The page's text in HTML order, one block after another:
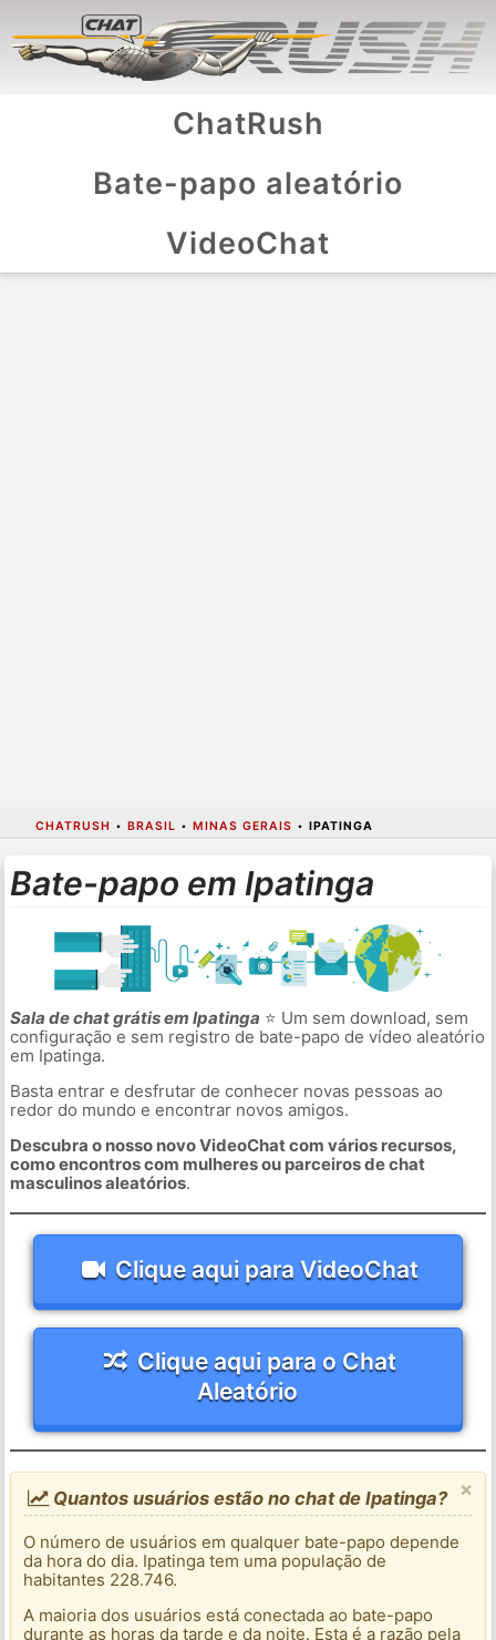
ChatRush
Bate-papo aleatório
VideoChat
CHATRUSH • BRASIL • MINAS GERAIS • IPATINGA
Bate-papo em Ipatinga
Sala de chat grátis em Ipatinga ⭐ Um sem download, sem
configuração e sem registro de bate-papo de vídeo aleatório
em Ipatinga.
Basta entrar e desfrutar de conhecer novas pessoas ao
redor do mundo e encontrar novos amigos.
Descubra o nosso novo VideoChat com vários recursos,
como encontros com mulheres ou parceiros de chat
masculinos aleatórios.
Clique aqui para VideoChat
Clique aqui para o Chat
Aleatório
×
Quantos usuários estão no chat de Ipatinga?
O número de usuários em qualquer bate-papo depende
da hora do dia. Ipatinga tem uma população de
habitantes 228.746.
A maioria dos usuários está conectada ao bate-papo
durante as horas da tarde e da noite. Esta é a razão pela